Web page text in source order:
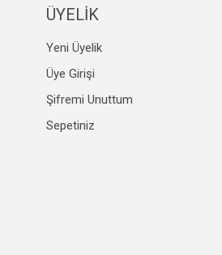
ÜYELİK
Yeni Üyelik
Üye Girişi
Şifremi Unuttum
Sepetiniz